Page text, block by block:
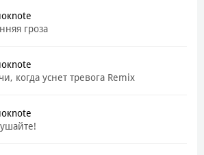
гроза
когда уснет тревога Remix